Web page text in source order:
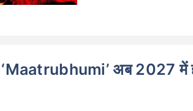
अब 2027 में